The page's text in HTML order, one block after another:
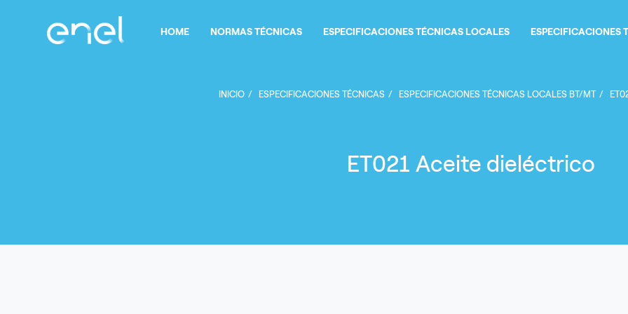
HOME NORMAS TÉCNICAS ESPECIFICACIONES TÉCNICAS LOCALES ESPECIFICACIONES
Sobrescribir enlaces de
INICIO ESPECIFICACIONES TÉCNICAS ESPECIFICACIONES TÉCNICAS LOCALES BT/MT
ET021 Aceite dieléctrico